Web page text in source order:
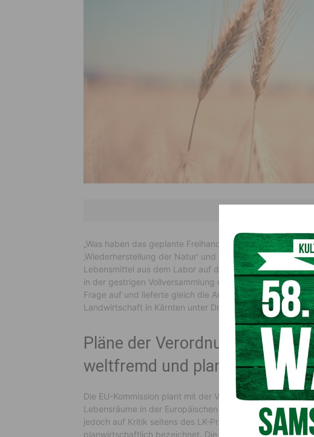
„Was haben das geplante Freihandelsabkommen der
‚Wiederherstellung der Natur‘ und die Bestrebungen von
Lebensmittel aus dem Labor auf dem Markt zu bringen,
in der gestrigen Vollversammlung der LK Kärnten im
Frage auf und lieferte gleich die Antwort: „Sie bringen
Landwirtschaft in Kärnten unter Druck. Und das werden
Pläne der Verordnung
weltfremd und
Die EU-Kommission plant mit der Verordnung zur
Lebensräume in der Europäischen Union entsprechend
jedoch auf Kritik seitens des LK-Präsidenten Siegfried
planwirtschaftlich bezeichnet. Die Resolution der LK-